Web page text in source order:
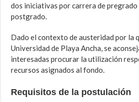
dos iniciativas por carrera de pregrado
postgrado.
Dado el contexto de austeridad por la
Universidad de Playa Ancha, se
interesadas procurar la utilización
recursos asignados al fondo.
Requisitos de la postulación